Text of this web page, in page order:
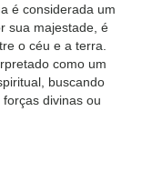
é considerada um
sua majestade, é
o céu e a terra.
como um
buscando
divinas ou